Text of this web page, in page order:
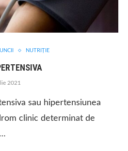
NUTRIŢIE
2021
sau hipertensiunea
clinic determinat de